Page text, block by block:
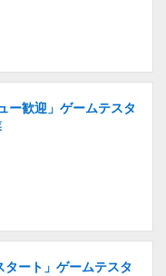
ー歓迎」ゲームテスタ
タート」ゲームテスタ